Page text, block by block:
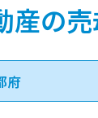
産の